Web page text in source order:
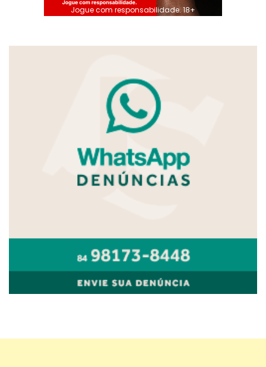
Jogue com responsabilidade. 18+